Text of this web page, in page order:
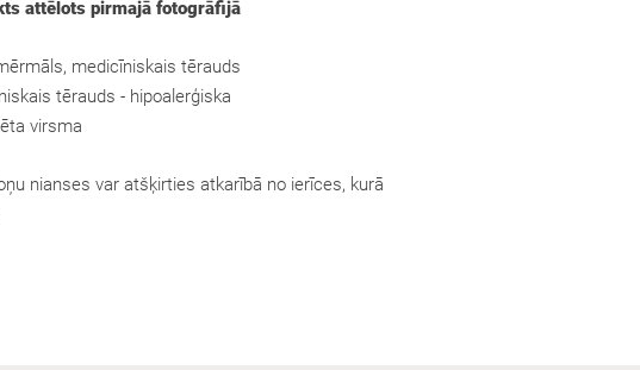
attēlots pirmajā fotogrāfijā
medicīniskais tērauds
tērauds - hipoalerģiska
virsma
nianses var atšķirties atkarībā no ierīces, kurā